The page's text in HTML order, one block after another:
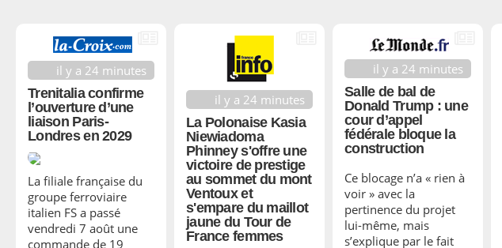
il y a 24 minutes
Trenitalia confirme
l’ouverture d’une
liaison Paris-
Londres en 2029
La filiale française du
groupe ferroviaire
italien FS a passé
vendredi 7 août une
commande de 19
il y a 24 minutes
La Polonaise Kasia
Niewiadoma
Phinney s'offre une
victoire de prestige
au sommet du mont
Ventoux et
s'empare du maillot
jaune du Tour de
France femmes
il y a 24 minutes
Salle de bal de
Donald Trump : une
cour d’appel
fédérale bloque la
construction
Ce blocage n’a « rien à
voir » avec la
pertinence du projet
lui-même, mais
s’explique par le fait